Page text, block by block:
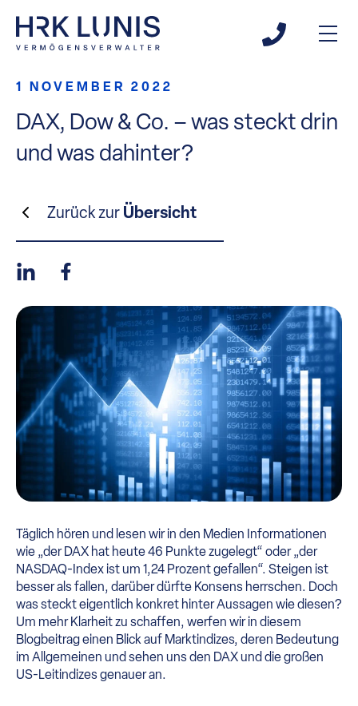
1 NOVEMBER 2022
DAX, Dow & Co. – was steckt drin
und was dahinter?
Täglich hören und lesen wir in den Medien Informationen
wie „der DAX hat heute 46 Punkte zugelegt“ oder „der
NASDAQ-Index ist um 1,24 Prozent gefallen“. Steigen ist
besser als fallen, darüber dürfte Konsens herrschen. Doch
was steckt eigentlich konkret hinter Aussagen wie diesen?
Um mehr Klarheit zu schaffen, werfen wir in diesem
Blogbeitrag einen Blick auf Marktindizes, deren Bedeutung
im Allgemeinen und sehen uns den DAX und die großen
US-Leitindizes genauer an.
Zurück zur Übersicht